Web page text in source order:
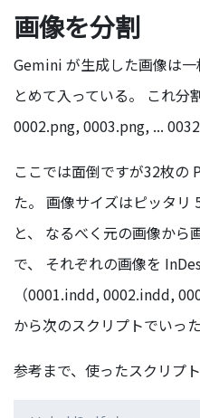
画像を分割
Gemini が生成した画像は
とめて入っている。 これ
0002.png, 0003.png, ...
ここでは面倒ですが32枚の
た。 画像サイズはピッタリ
と、 なるべく元の画像から
で、 それぞれの画像を
（0001.indd, 0002.indd,
から次のスクリプトでいっ
参考まで、使ったスクリプ